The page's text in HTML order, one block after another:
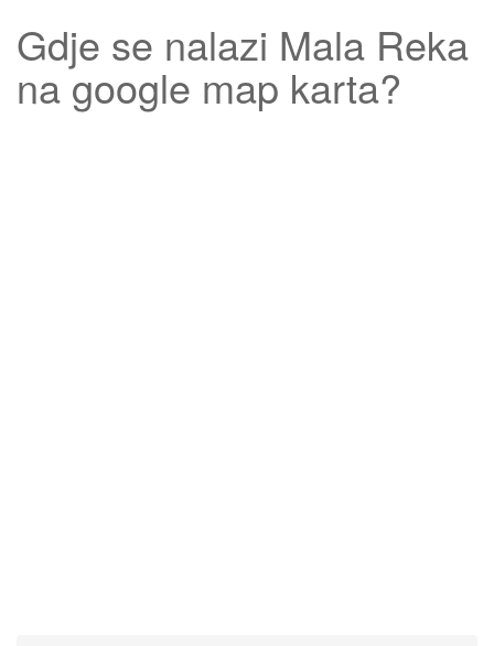
Gdje se nalazi Mala Reka
na google map karta?